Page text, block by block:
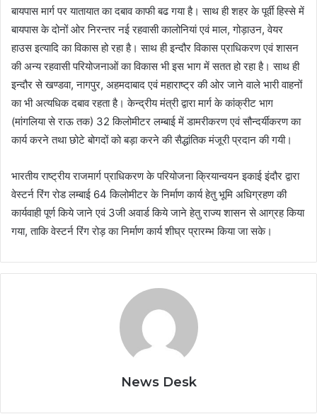
बायपास मार्ग पर यातायात का दबाव काफी बढ गया है। साथ ही शहर के पूर्वी हिस्से में
बायपास के दोनों ओर निरन्तर नई रहवासी कालोनियां एवं माल, गोड़ाउन, वेयर
हाउस इत्यादि का विकास हो रहा है। साथ ही इन्दौर विकास प्राधिकरण एवं शासन
की अन्य रहवासी परियोजनाओं का विकास भी इस भाग में सतत हो रहा है। साथ ही
इन्दौर से खण्डवा, नागपुर, अहमदाबाद एवं महाराष्ट्र की ओर जाने वाले भारी वाहनों
का भी अत्यधिक दबाव रहता है। केन्द्रीय मंत्री द्वारा मार्ग के कांक्रीट भाग
(मांगलिया से राऊ तक) 32 किलोमीटर लम्बाई में डामरीकरण एवं सौन्दर्यीकरण का
कार्य करने तथा छोटे बोगदों को बड़ा करने की सैद्धांतिक मंजूरी प्रदान की गयी।
भारतीय राष्ट्रीय राजमार्ग प्राधिकरण के परियोजना क्रियान्वयन इकाई इंदौर द्वारा
वेस्टर्न रिंग रोड लम्बाई 64 किलोमीटर के निर्माण कार्य हेतु भूमि अधिग्रहण की
कार्यवाही पूर्ण किये जाने एवं 3जी अवार्ड किये जाने हेतु राज्य शासन से आग्रह किया
गया, ताकि वेस्टर्न रिंग रोड़ का निर्माण कार्य शीघ्र प्रारम्भ किया जा सके।
News Desk